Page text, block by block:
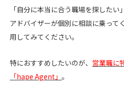
「自分に本当に合う職場を探した
アドバイザーが個別に相談に乗って
用してみてください。
特におすすめしたいのが、 営業職に
「hape Agent」 。